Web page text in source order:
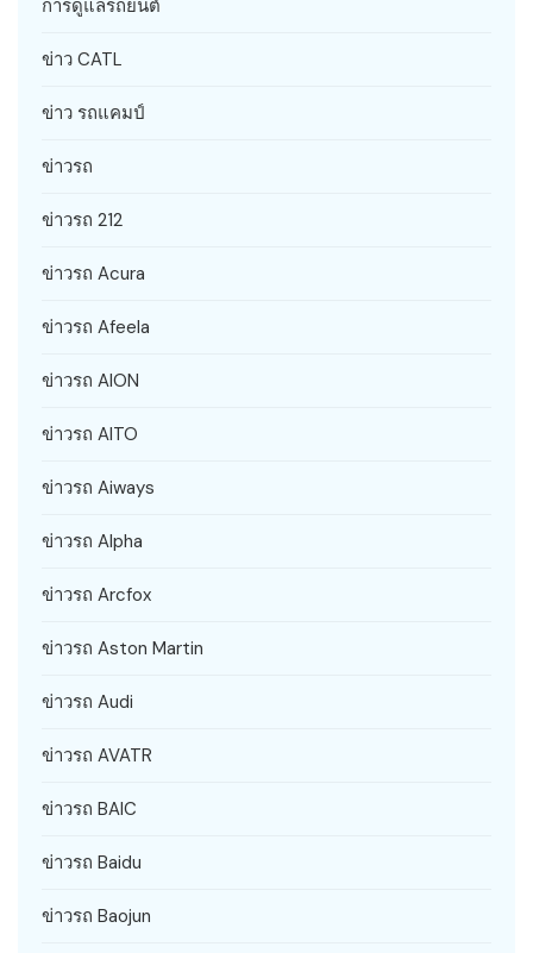
การดูแลรถยนต์
ข่าว CATL
ข่าว รถแคมป์
ข่าวรถ
ข่าวรถ 212
ข่าวรถ Acura
ข่าวรถ Afeela
ข่าวรถ AION
ข่าวรถ AITO
ข่าวรถ Aiways
ข่าวรถ Alpha
ข่าวรถ Arcfox
ข่าวรถ Aston Martin
ข่าวรถ Audi
ข่าวรถ AVATR
ข่าวรถ BAIC
ข่าวรถ Baidu
ข่าวรถ Baojun